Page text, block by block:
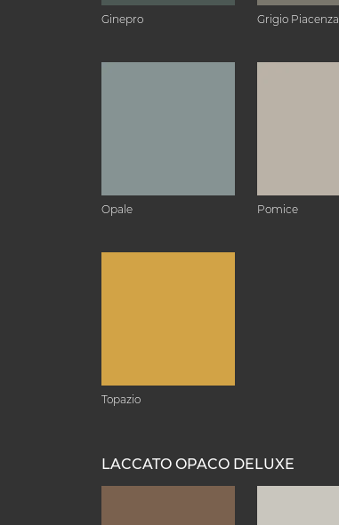
Ginepro Grigio Piacenza
Opale Pomice
Topazio
LACCATO OPACO DELUXE